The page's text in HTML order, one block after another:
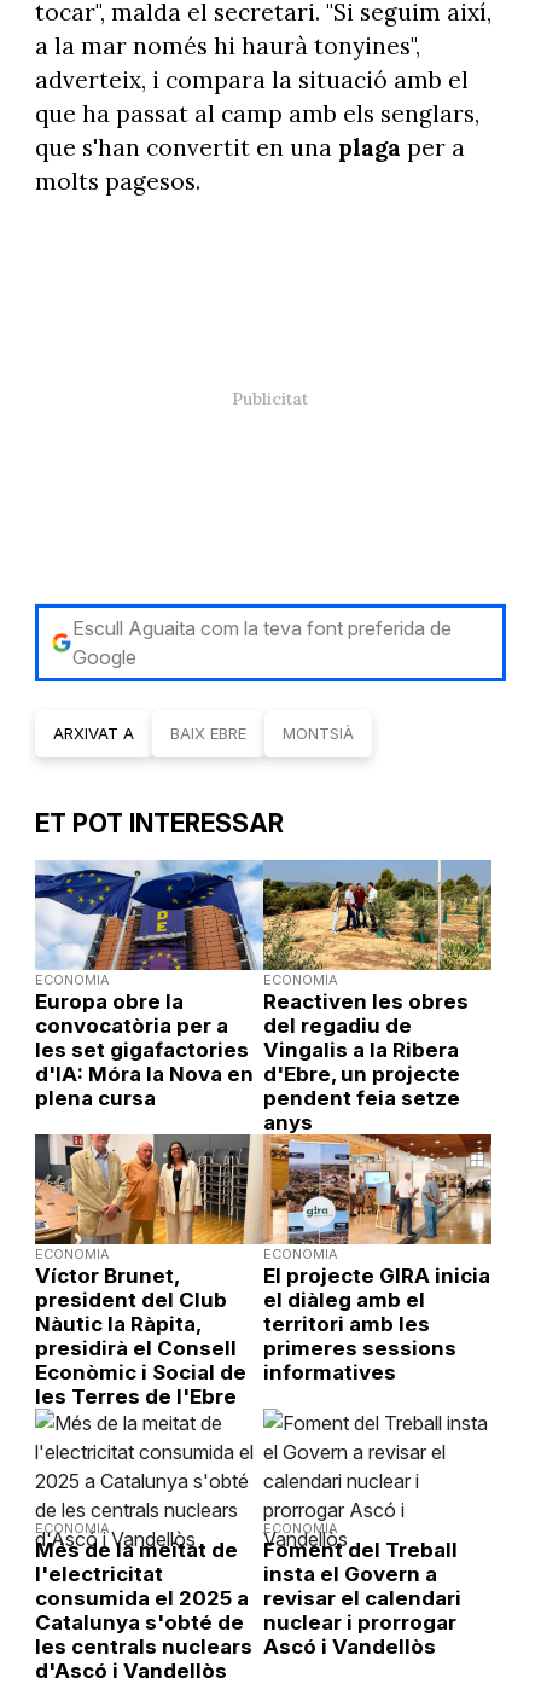
tocar", malda el secretari. "Si seguim així,
a la mar només hi haurà tonyines",
adverteix, i compara la situació amb el
que ha passat al camp amb els senglars,
que s'han convertit en una plaga per a
molts pagesos.
Escull Aguaita com la teva font preferida de
Google
ARXIVAT A BAIX EBRE MONTSIÀ
ET POT INTERESSAR
ECONOMIA
Europa obre la
convocatòria per a
les set gigafactories
d'IA: Móra la Nova en
plena cursa
ECONOMIA
Reactiven les obres
del regadiu de
Vingalis a la Ribera
d'Ebre, un projecte
pendent feia setze
anys
ECONOMIA
Víctor Brunet,
president del Club
Nàutic la Ràpita,
presidirà el Consell
Econòmic i Social de
les Terres de l'Ebre
ECONOMIA
El projecte GIRA inicia
el diàleg amb el
territori amb les
primeres sessions
informatives
ECONOMIA
Més de la meitat de
l'electricitat
consumida el 2025 a
Catalunya s'obté de
les centrals nuclears
d'Ascó i Vandellòs
ECONOMIA
Foment del Treball
insta el Govern a
revisar el calendari
nuclear i prorrogar
Ascó i Vandellòs